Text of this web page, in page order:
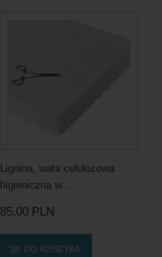
Lignina, wata celulozowa
higieniczna w...
85,00 PLN
DO KOSZYKA